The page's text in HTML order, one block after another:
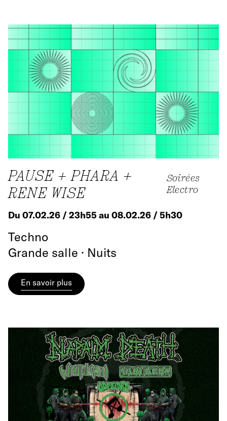
PAUSE + PHARA +
RENE WISE
Soirées
Electro
Du 07.02.26 / 23h55 au 08.02.26 / 5h30
Techno
Grande salle · Nuits
En savoir plus